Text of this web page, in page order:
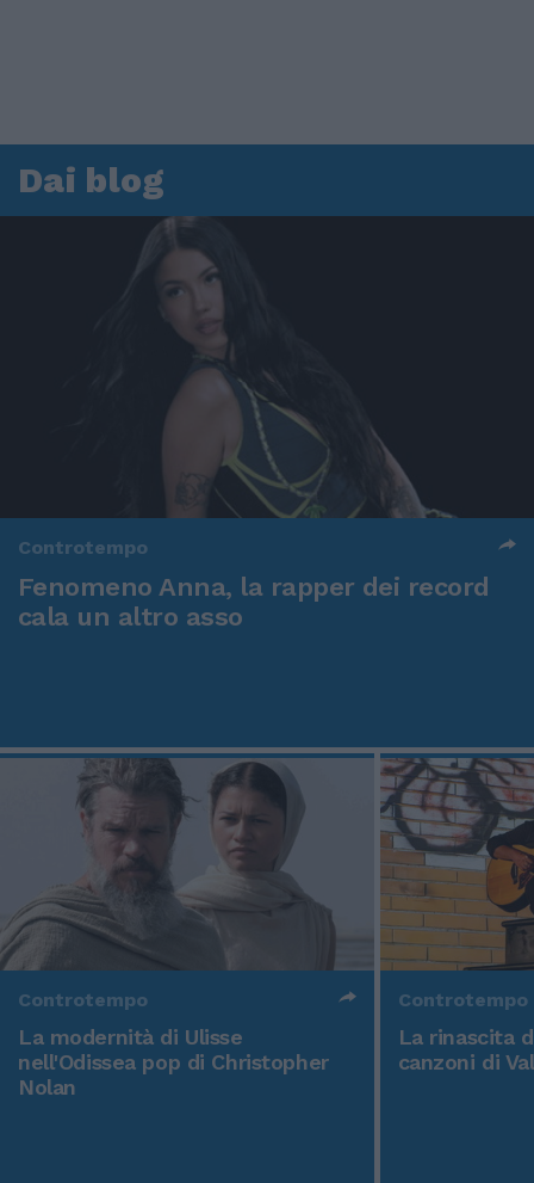
Dai blog
Controtempo
Fenomeno Anna, la rapper dei record
cala un altro asso
Controtempo
La modernità di Ulisse
nell'Odissea pop di Christopher
Nolan
Controtempo
La rinascita
canzoni di